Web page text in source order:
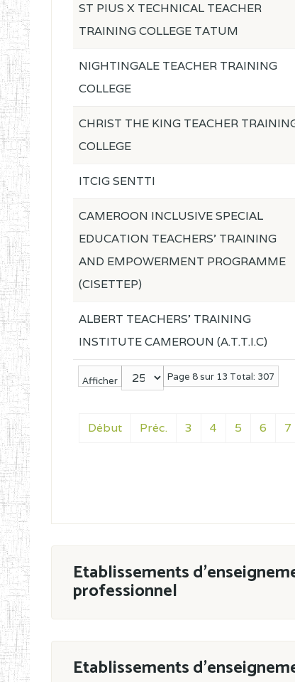
Afficher Page 8 sur 13 Total: 307
Début Préc. 3 4 5 6 7
ST PIUS X TECHNICAL TEACHER
TRAINING COLLEGE TATUM
NIGHTINGALE TEACHER TRAINING
COLLEGE
CHRIST THE KING TEACHER
COLLEGE
ITCIG SENTTI
CAMEROON INCLUSIVE SPECIAL
EDUCATION TEACHERS' TRAINING
AND EMPOWERMENT PROGRAMME
(CISETTEP)
ALBERT TEACHERS' TRAINING
INSTITUTE CAMEROUN (A.T.T.I.C)
Etablissements
professionnel
ESTP
Etablissements